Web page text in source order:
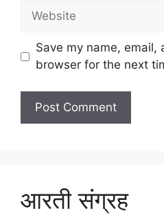
Website
Save my name, email,
browser for the next
आरती संग्रह